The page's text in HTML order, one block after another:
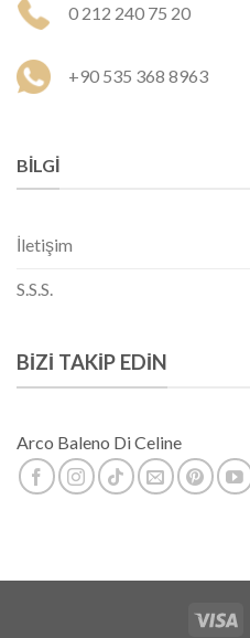
0 212 240 75 20
+90 535 368 8963
BILGI
İletişim
S.S.S.
BIZI TAKIP EDIN
Arco Baleno Di Celine